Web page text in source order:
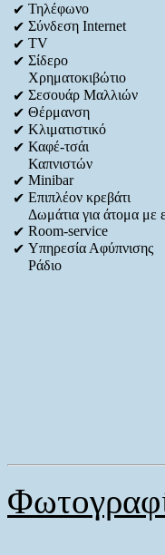
✔ Τηλέφωνο
✔ Σύνδεση Internet
✔ TV
✔ Σίδερο
Χρηματοκιβώτιο
✔ Σεσουάρ Μαλλιών
✔ Θέρμανση
✔ Κλιματιστικό
✔ Καφέ-τσάι
Καπνιστών
✔ Minibar
✔ Επιπλέον κρεβάτι
Δωμάτια για άτομα με
✔ Room-service
✔ Υπηρεσία Αφύπνισης
Ράδιο